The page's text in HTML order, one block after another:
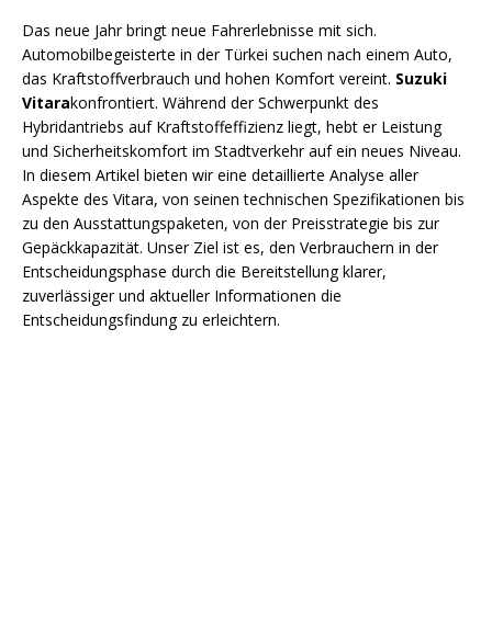
Das neue Jahr bringt neue Fahrerlebnisse mit sich.
Automobilbegeisterte in der Türkei suchen nach einem Auto,
das Kraftstoffverbrauch und hohen Komfort vereint. Suzuki
Vitarakonfrontiert. Während der Schwerpunkt des
Hybridantriebs auf Kraftstoffeffizienz liegt, hebt er Leistung
und Sicherheitskomfort im Stadtverkehr auf ein neues Niveau.
In diesem Artikel bieten wir eine detaillierte Analyse aller
Aspekte des Vitara, von seinen technischen Spezifikationen bis
zu den Ausstattungspaketen, von der Preisstrategie bis zur
Gepäckkapazität. Unser Ziel ist es, den Verbrauchern in der
Entscheidungsphase durch die Bereitstellung klarer,
zuverlässiger und aktueller Informationen die
Entscheidungsfindung zu erleichtern.